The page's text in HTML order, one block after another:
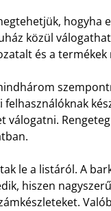
hogyha
közül
és a
válogatni.
le a listáról. A
hiszen